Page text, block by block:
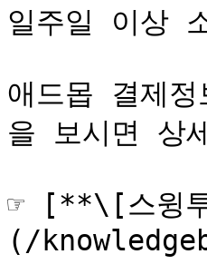
일주일 이상
애드몹 결제
을 보시면 상
☞ [**\[스윙투
(/